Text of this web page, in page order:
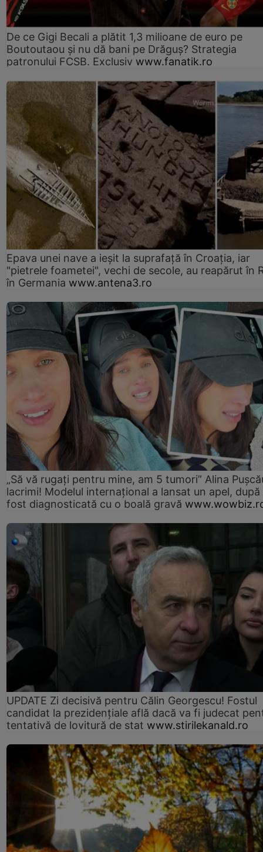
De ce Gigi Becali a plătit 1,3 milioane de euro pe
Boutoutaou și nu dă bani pe Drăguș? Strategia
patronului FCSB. Exclusiv www.fanatik.ro
Epava unei nave a ieșit la suprafață în Croația, iar
"pietrele foametei", vechi de secole, au reapărut în
în Germania www.antena3.ro
„Să vă rugați pentru mine, am 5 tumori” Alina
lacrimi! Modelul internațional a lansat un apel, după
fost diagnosticată cu o boală gravă
UPDATE Zi decisivă pentru Călin Georgescu! Fostul
candidat la prezidențiale află dacă va fi judecat
tentativă de lovitură de stat www.stirilekanald.ro